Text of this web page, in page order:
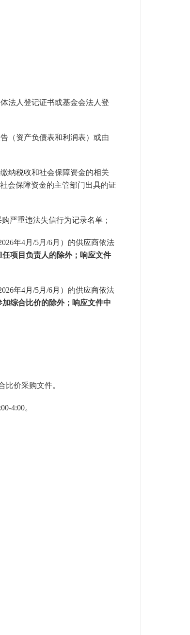
法人登记证书或基金会法人登
（资产负债表和利润表）或由
纳税收和社会保障资金的相关
会保障资金的主管部门出具的证
严重违法失信行为记录名单；
年4月/5月/6月 ）的供应商依法
项目负责人的除外；响应文件
年4月/5月/6月 ）的供应商依法
综合比价的除外；响应文件中
价采购文件。
4:00。